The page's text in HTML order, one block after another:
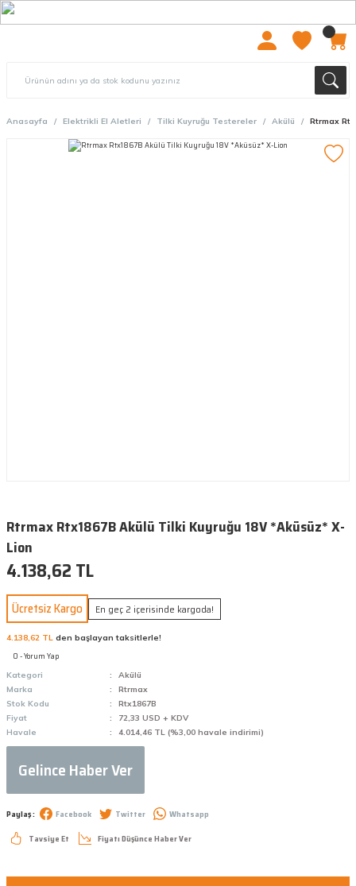
Anasayfa Elektrikli El Aletleri Tilki Kuyruğu Testereler Akülü Rtrmax
Rtrmax Rtx1867B Akülü Tilki Kuyruğu 18V *Aküsüz* X-
Lion
4.138,62 TL
Ücretsiz Kargo En geç 2 içerisinde kargoda!
4.138,62 TL den başlayan taksitlerle!
0 - Yorum Yap
Kategori
Akülü
Marka
Rtrmax
Stok Kodu
Rtx1867B
Fiyat
72,33 USD + KDV
Havale
4.014,46 TL (%3,00 havale indirimi)
Gelince Haber Ver
Paylaş : Facebook Twitter
Whatsapp
Tavsiye Et
Fiyatı Düşünce Haber Ver